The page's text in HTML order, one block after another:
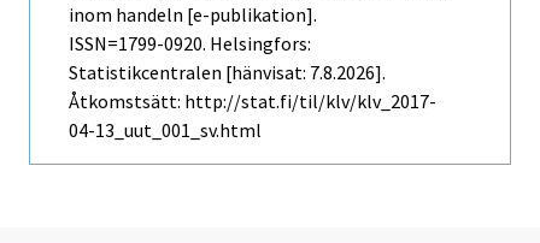
inom handeln [e-publikation].
ISSN=1799-0920. Helsingfors:
Statistikcentralen [hänvisat: 7.8.2026].
Åtkomstsätt: http://stat.fi/til/klv/klv_2017-
04-13_uut_001_sv.html